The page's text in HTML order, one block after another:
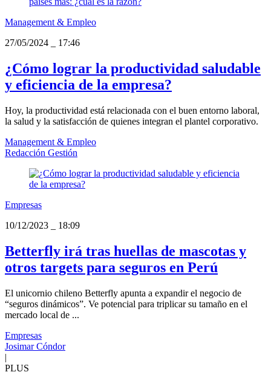
Management & Empleo
27/05/2024
17:46
¿Cómo lograr la productividad saludable
y eficiencia de la empresa?
Hoy, la productividad está relacionada con el buen entorno laboral,
la salud y la satisfacción de quienes integran el plantel corporativo.
Management & Empleo
Redacción Gestión
Empresas
10/12/2023
18:09
Betterfly irá tras huellas de mascotas y
otros targets para seguros en Perú
El unicornio chileno Betterfly apunta a expandir el negocio de
“seguros dinámicos”. Ve potencial para triplicar su tamaño en el
mercado local de ...
Empresas
Josimar Cóndor
|
PLUS